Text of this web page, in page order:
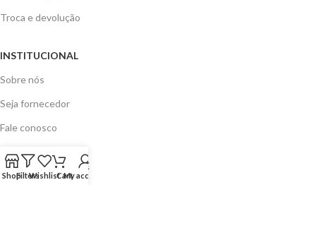
Troca e devolução
INSTITUCIONAL
Sobre nós
Seja fornecedor
Fale conosco
AJUDA E SUPORTE
ShopFiltersWishlistCartMy account